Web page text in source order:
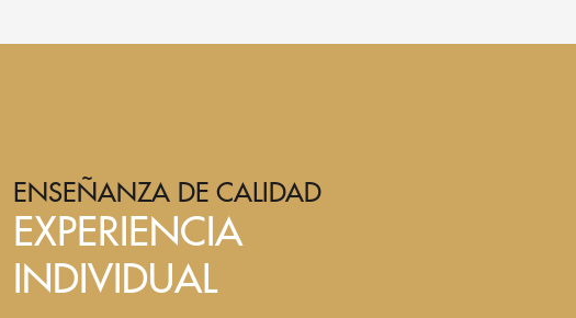
ENSEÑANZA DE CALIDAD
EXPERIENCIA
INDIVIDUAL